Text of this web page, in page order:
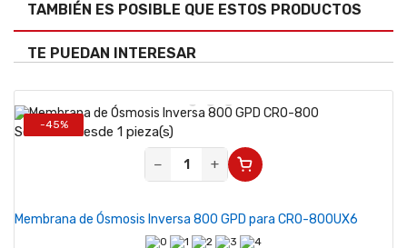
TAMBIÉN ES POSIBLE QUE ESTOS PRODUCTOS
TE PUEDAN INTERESAR
-45%
Se vende desde 1 pieza(s)
−
+
Membrana de Ósmosis Inversa 800 GPD para CRO-800UX6